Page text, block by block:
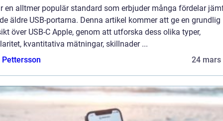
en alltmer populär standard som erbjuder många fördelar
äldre USB-portarna. Denna artikel kommer att ge en grundlig
över USB-C Apple, genom att utforska dess olika typer,
kvantitativa mätningar, skillnader ...
24 mars